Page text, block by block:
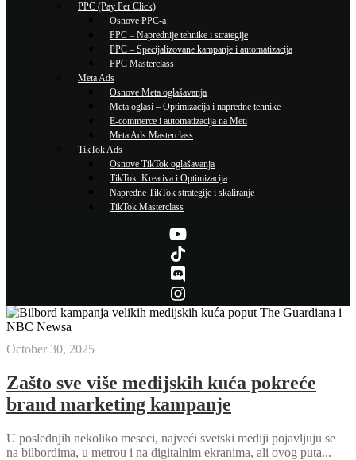
PPC (Pay Per Click)
Osnove PPC-a
PPC – Naprednije tehnike i strategije
PPC – Specijalizovane kampanje i automatizacija
PPC Masterclass
Meta Ads
Osnove Meta oglašavanja
Meta oglasi – Optimizacija i napredne tehnike
E-commerce i automatizacija na Meti
Meta Ads Masterclass
TikTok Ads
Osnove TikTok oglašavanja
TikTok: Kreativa i Optimizacija
Napredne TikTok strategije i skaliranje
TikTok Masterclass
October 30, 2025
Zašto sve više medijskih kuća pokreće
brand marketing kampanje
U poslednjih nekoliko meseci, najveći svetski mediji pojavljuju se
na bilbordima, u metrou i na digitalnim ekranima, ali ovog puta...